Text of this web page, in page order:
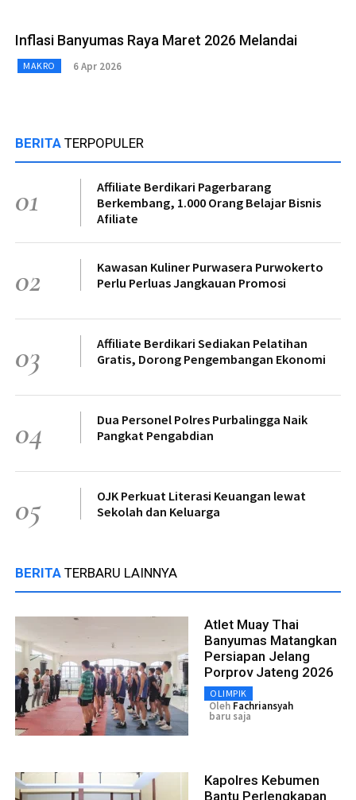
Inflasi Banyumas Raya Maret 2026 Melandai
MAKRO 6 Apr 2026
BERITA TERPOPULER
01
Affiliate Berdikari Pagerbarang
Berkembang, 1.000 Orang Belajar Bisnis
Afiliate
02
Kawasan Kuliner Purwasera Purwokerto
Perlu Perluas Jangkauan Promosi
03
Affiliate Berdikari Sediakan Pelatihan
Gratis, Dorong Pengembangan Ekonomi
04
Dua Personel Polres Purbalingga Naik
Pangkat Pengabdian
05
OJK Perkuat Literasi Keuangan lewat
Sekolah dan Keluarga
BERITA TERBARU LAINNYA
Atlet Muay Thai
Banyumas Matangkan
Persiapan Jelang
Porprov Jateng 2026
OLIMPIK
Oleh Fachriansyah
baru saja
Kapolres Kebumen
Bantu Perlengkapan